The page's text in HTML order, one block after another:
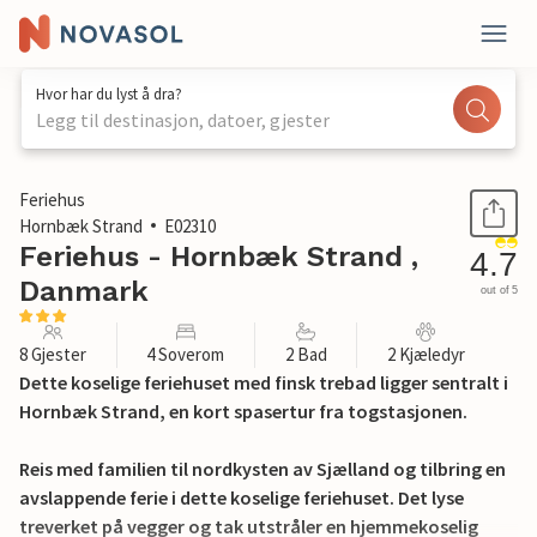
Hvor har du lyst å dra?
Legg til destinasjon, datoer, gjester
1 / 18
Feriehus
Hornbæk Strand
E02310
Feriehus - Hornbæk Strand ,
Danmark
4.7
out of 5
8 Gjester 4 Soverom 2 Bad 2 Kjæledyr
Dette koselige feriehuset med finsk trebad ligger sentralt i
Hornbæk Strand, en kort spasertur fra togstasjonen.
Reis med familien til nordkysten av Sjælland og tilbring en
avslappende ferie i dette koselige feriehuset. Det lyse
treverket på vegger og tak utstråler en hjemmekoselig